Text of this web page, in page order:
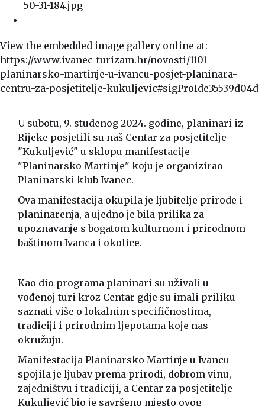
View the embedded image gallery online at:
https://www.ivanec-turizam.hr/novosti/1101-
planinarsko-martinje-u-ivancu-posjet-planinara-
centru-za-posjetitelje-kukuljevic#sigProIde35539d04d
U subotu, 9. studenog 2024. godine, planinari iz
Rijeke posjetili su naš Centar za posjetitelje
"Kukuljević" u sklopu manifestacije
"Planinarsko Martinje" koju je organizirao
Planinarski klub Ivanec.
Ova manifestacija okupila je ljubitelje prirode i
planinarenja, a ujedno je bila prilika za
upoznavanje s bogatom kulturnom i prirodnom
baštinom Ivanca i okolice.
Kao dio programa planinari su uživali u
vođenoj turi kroz Centar gdje su imali priliku
saznati više o lokalnim specifičnostima,
tradiciji i prirodnim ljepotama koje nas
okružuju.
Manifestacija Planinarsko Martinje u Ivancu
spojila je ljubav prema prirodi, dobrom vinu,
zajedništvu i tradiciji, a Centar za posjetitelje
Kukuljević bio je savršeno mjesto ovog